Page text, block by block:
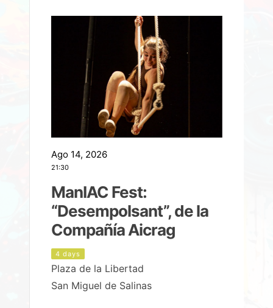
Ago 14, 2026
21:30
ManIAC Fest:
“Desempolsant”, de la
Compañía Aicrag
4 days
Plaza de la Libertad
San Miguel de Salinas